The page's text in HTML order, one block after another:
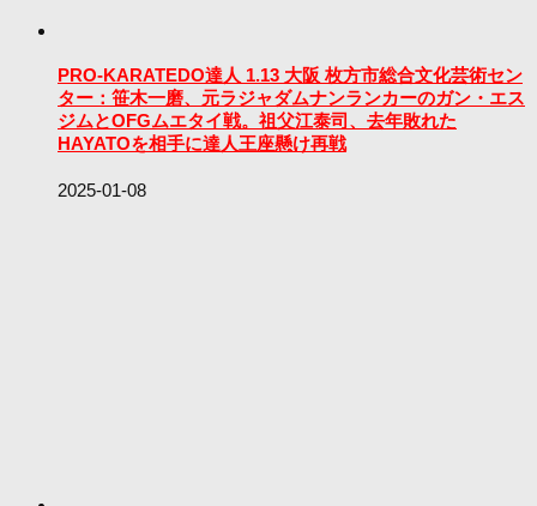
PRO-KARATEDO達人 1.13 大阪 枚方市総合文化芸術セン
ター：笹木一磨、元ラジャダムナンランカーのガン・エス
ジムとOFGムエタイ戦。祖父江泰司、去年敗れた
HAYATOを相手に達人王座懸け再戦
2025-01-08